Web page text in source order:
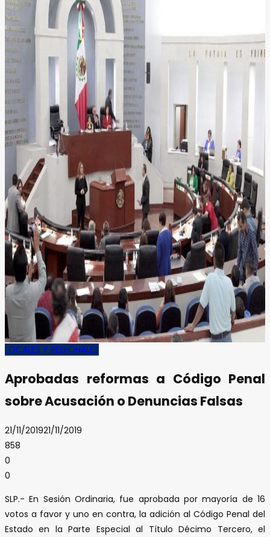
LOCALES Y REGIONALES
Aprobadas reformas a Código Penal
sobre Acusación o Denuncias Falsas
21/11/201921/11/2019
858
0
0
SLP.- En Sesión Ordinaria, fue aprobada por mayoría de 16
votos a favor y uno en contra, la adición al Código Penal del
Estado en la Parte Especial al Título Décimo Tercero, el